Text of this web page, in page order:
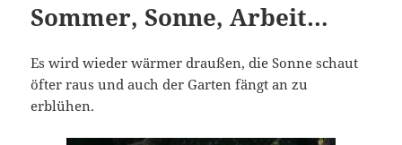
Sommer, Sonne, Arbeit…
Es wird wieder wärmer draußen, die Sonne schaut
öfter raus und auch der Garten fängt an zu
erblühen.